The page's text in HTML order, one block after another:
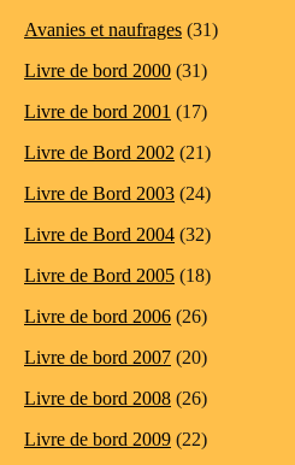
Avanies et naufrages (31)
Livre de bord 2000 (31)
Livre de bord 2001 (17)
Livre de Bord 2002 (21)
Livre de Bord 2003 (24)
Livre de Bord 2004 (32)
Livre de Bord 2005 (18)
Livre de bord 2006 (26)
Livre de bord 2007 (20)
Livre de bord 2008 (26)
Livre de bord 2009 (22)